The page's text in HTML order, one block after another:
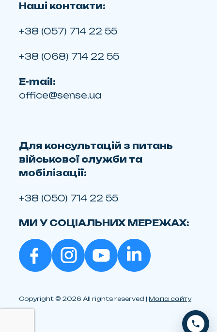
Наші контакти:
+38 (057) 714 22 55
+38 (068) 714 22 55
E-mail:
office@sense.ua
Для консультацій з питань
військової служби та
мобілізації:
+38 (050) 714 22 55
МИ У СОЦІАЛЬНИХ МЕРЕЖАХ:
Copyright © 2026 All rights reserved | Мапа сайту